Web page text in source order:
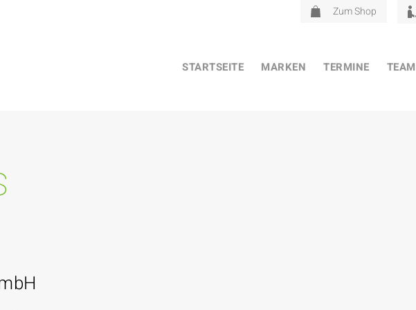
Zum Shop
STARTSEITE MARKEN TERMINE TEAM